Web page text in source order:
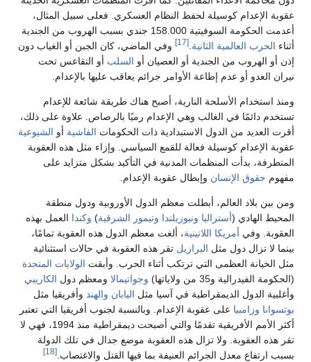
عقوبة الإعدام كوسيلة لحفظ النظام العسكري. فعلى سبيل المثال،
أعدمت الحكومة السوفيتية 158.000 جندي بسبب الهروب من الجندية
أثناء الحرب العالمية الثانية [17]
وفي الماضي، كان الجبن أو الغياب دون
إذن أو الهروب من الجندية أو العصيان أو السلب أو التقاعس تحت
نيران العدو أو عدم إطاعة الأوامر جرائم يعاقب عليها بالإعدام.
ومنذ استخدام الأسلحة النارية، أصبح هناك طريقة شائعة للإعدام
تستخدم دائمًا في الغالب وهي الإعدام رميًا بالرصاص. علاوة على ذلك،
أقرت العديد من الدول الاستبدادية ذات الحكومات الفاشية أو الشيوعية
عقوبة الإعدام كوسيلة فعالة للقمع السياسي. وإزاء مثل هذه العقوبة
المتطرفة، بدأت المنظمات المدنية في التأكيد بشكل متزايد على
مفهوم حقوق الإنسان وإبطال عقوبة الإعدام.
ومن بين بلاد العالم، أبطلت معظم الدول الأوروبية ودول منطقة
المحيط الهادي (أستراليا ونيوزيلندا وتيمور الشرقية) وكندا العمل بهذه
العقوبة. وفي أمريكا اللاتينية، ألغت معظم الدول هذه العقوبة تمامًا،
بينما لا تزال دول مثل البرازيل تقر هذه العقوبة في حالات استثنائية
مثل الخيانة العظمى التي ترتكب أثناء الحرب. وأبقت الولايات المتحدة
(الحكومة الفيدرالية و35 من ولاياتها)
وجواتيمالا ومعظم دول الكاريبي
وأغلبية الدول الديمقراطية في آسيا مثل اليابان والهند وأفريقيا مثل
بوتسوانا وزامبيا على عقوبة الإعدام. وبالنسبة لجنوب أفريقيا التي تعتبر
أكثر الأمم الأفريقية تقدمًا والتي أصبحت ديمقراطية منذ 1994، فهي لا
تقر هذه العقوبة. ولا تزال هذه العقوبة موضع جدال في تلك الدولة
بسبب ارتفاع معدل الجرائم العنيفة بما فيها القتل والاغتصاب. [18]